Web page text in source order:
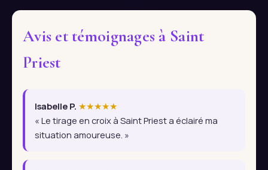
Avis et témoignages à Saint
Priest
Isabelle P. ★★★★★
« Le tirage en croix à Saint Priest a éclairé ma
situation amoureuse. »